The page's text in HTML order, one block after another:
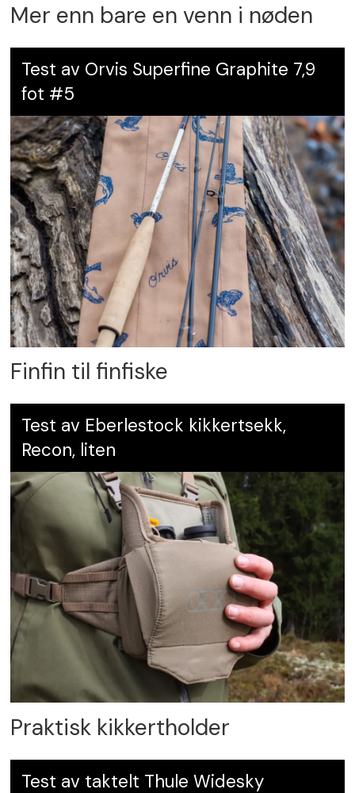
Mer enn bare en venn i nøden
Test av Orvis Superfine Graphite 7,9
fot #5
Finfin til finfiske
Test av Eberlestock kikkertsekk,
Recon, liten
Praktisk kikkertholder
Test av taktelt Thule Widesky